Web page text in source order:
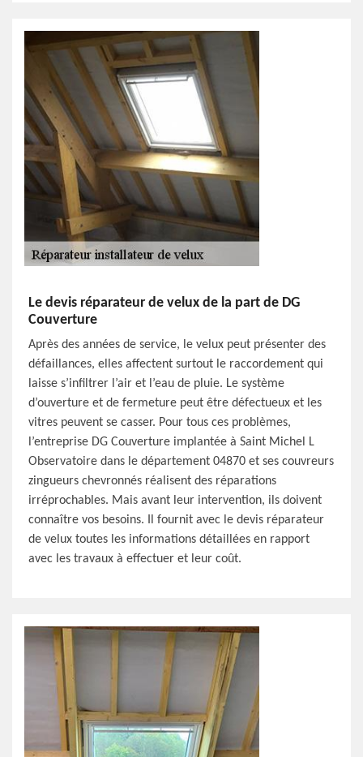
Le devis réparateur de velux de la part de DG
Couverture
Après des années de service, le velux peut présenter des
défaillances, elles affectent surtout le raccordement qui
laisse s’infiltrer l’air et l’eau de pluie. Le système
d’ouverture et de fermeture peut être défectueux et les
vitres peuvent se casser. Pour tous ces problèmes,
l’entreprise DG Couverture implantée à Saint Michel L
Observatoire dans le département 04870 et ses couvreurs
zingueurs chevronnés réalisent des réparations
irréprochables. Mais avant leur intervention, ils doivent
connaître vos besoins. Il fournit avec le devis réparateur
de velux toutes les informations détaillées en rapport
avec les travaux à effectuer et leur coût.